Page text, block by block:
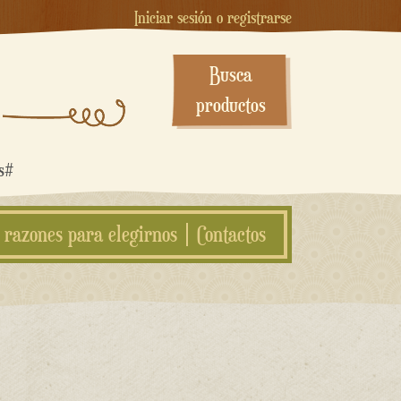
Iniciar sesión o registrarse
Busca
productos
razones para elegirnos Contactos